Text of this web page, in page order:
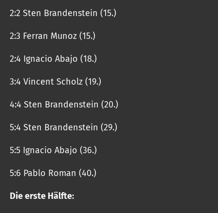
2:2 Sten Brandenstein (15.)
2:3 Ferran Munoz (15.)
2:4 Ignacio Abajo (18.)
3:4 Vincent Scholz (19.)
4:4 Sten Brandenstein (20.)
5:4 Sten Brandenstein (29.)
5:5 Ignacio Abajo (36.)
5:6 Pablo Roman (40.)
Die erste Hälfte: